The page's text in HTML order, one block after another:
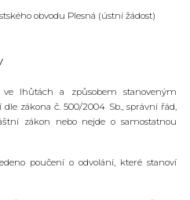
obvodu Plesná (ústní žádost)
ve lhůtách a způsobem stanoveným
zákona č. 500/2004 Sb., správní řád,
zákon nebo nejde o samostatnou
poučení o odvolání, které stanoví